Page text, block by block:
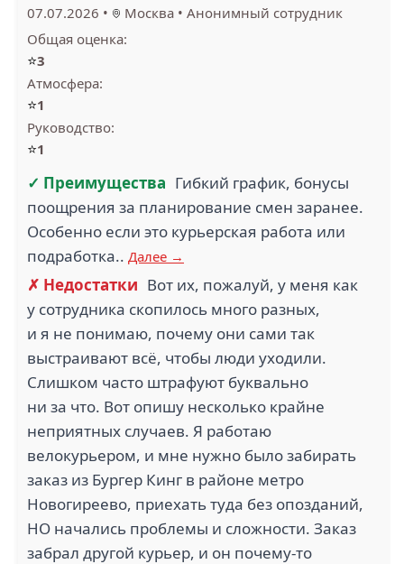
07.07.2026 • Москва • Анонимный сотрудник
Общая оценка:
⭐3
Атмосфера:
⭐1
Руководство:
⭐1
✓ Преимущества Гибкий график, бонусы
поощрения за планирование смен заранее.
Особенно если это курьерская работа или
подработка.. Далее →
✗ Недостатки Вот их, пожалуй, у меня как
у сотрудника скопилось много разных,
и я не понимаю, почему они сами так
выстраивают всё, чтобы люди уходили.
Слишком часто штрафуют буквально
ни за что. Вот опишу несколько крайне
неприятных случаев. Я работаю
велокурьером, и мне нужно было забирать
заказ из Бургер Кинг в районе метро
Новогиреево, приехать туда без опозданий,
НО начались проблемы и сложности. Заказ
забрал другой курьер, и он почему-то